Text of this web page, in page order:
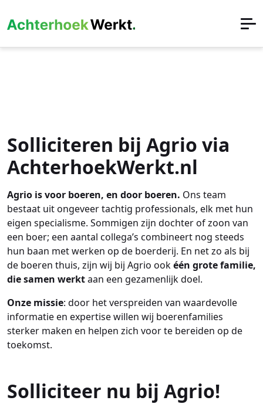
Solliciteren bij Agrio via
AchterhoekWerkt.nl
Agrio is voor boeren, en door boeren. Ons team
bestaat uit ongeveer tachtig professionals, elk met hun
eigen specialisme. Sommigen zijn dochter of zoon van
een boer; een aantal collega’s combineert nog steeds
hun baan met werken op de boerderij. En net zo als bij
de boeren thuis, zijn wij bij Agrio ookéén grote familie,
die samen werktaan een gezamenlijk doel.
Onze missie: door het verspreiden van waardevolle
informatie en expertise willen wij boerenfamilies
sterker maken en helpen zich voor te bereiden op de
toekomst.
Solliciteer nu bij Agrio!